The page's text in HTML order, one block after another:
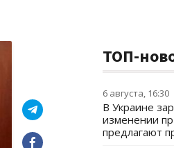
ТОП-
6 августа, 16:30
В Украине
изменении
предлагают